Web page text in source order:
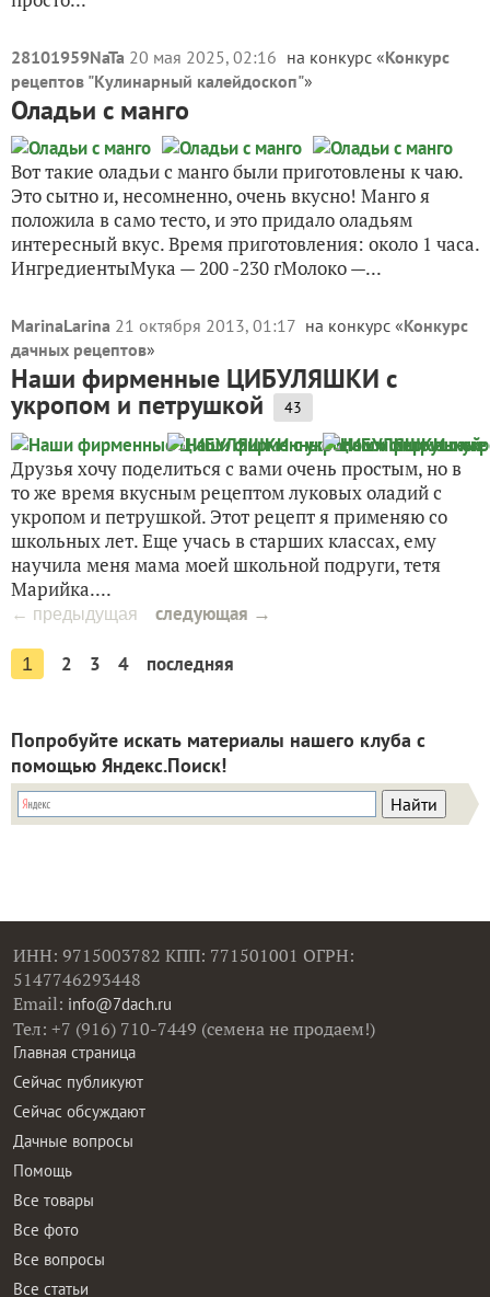
28101959NaTa 20 мая 2025, 02:16 на конкурс «Конкурс
рецептов "Кулинарный калейдоскоп"»
Оладьи с манго
Вот такие оладьи с манго были приготовлены к чаю.
Это сытно и, несомненно, очень вкусно! Манго я
положила в само тесто, и это придало оладьям
интересный вкус. Время приготовления: около 1 часа.
ИнгредиентыМука — 200 -230 гМолоко —...
MarinaLarina 21 октября 2013, 01:17 на конкурс «Конкурс
дачных рецептов»
Наши фирменные ЦИБУЛЯШКИ с
укропом и петрушкой 43
Друзья хочу поделиться с вами очень простым, но в
то же время вкусным рецептом луковых оладий с
укропом и петрушкой. Этот рецепт я применяю со
школьных лет. Еще учась в старших классах, ему
научила меня мама моей школьной подруги, тетя
Марийка....
← предыдущая следующая →
1 2 3 4 последняя
Попробуйте искать материалы нашего клуба с
помощью Яндекс.Поиск!
ИНН: 9715003782 КПП: 771501001 ОГРН:
5147746293448
Email: info@7dach.ru
Тел: +7 (916) 710-7449 (семена не продаем!)
Главная страница
Сейчас публикуют
Сейчас обсуждают
Дачные вопросы
Помощь
Все товары
Все фото
Все вопросы
Все статьи